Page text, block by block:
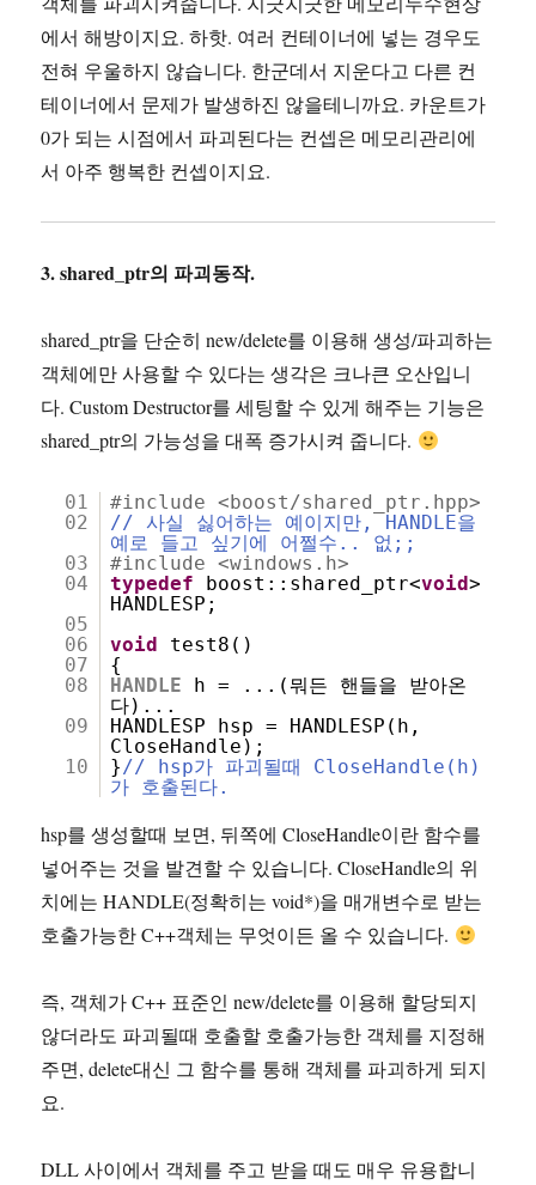
에서 해방이지요. 하핫. 여러 컨테이너에 넣는 경우도
전혀 우울하지 않습니다. 한군데서 지운다고 다른 컨
테이너에서 문제가 발생하진 않을테니까요. 카운트가
0가 되는 시점에서 파괴된다는 컨셉은 메모리관리에
서 아주 행복한 컨셉이지요.
3. shared_ptr의 파괴동작.
shared_ptr을 단순히 new/delete를 이용해 생성/파괴하는
객체에만 사용할 수 있다는 생각은 크나큰 오산입니
다. Custom Destructor를 세팅할 수 있게 해주는 기능은
shared_ptr의 가능성을 대폭 증가시켜 줍니다.
01
#include <boost/shared_ptr.hpp>
02
// 사실 싫어하는 예이지만, HANDLE을
예로 들고 싶기에 어쩔수.. 없;;
03
#include <windows.h>
04
typedef boost::shared_ptr<void>
HANDLESP;
05
06
void
test8()
07
{
08
HANDLE
h = ...(뭐든 핸들을 받아온
다)...
09
HANDLESP hsp = HANDLESP(h,
CloseHandle);
10
}// hsp가 파괴될때 CloseHandle(h)
가 호출된다.
hsp를 생성할때 보면, 뒤쪽에 CloseHandle이란 함수를
넣어주는 것을 발견할 수 있습니다. CloseHandle의 위
치에는 HANDLE(정확히는 void*)을 매개변수로 받는
호출가능한 C++객체는 무엇이든 올 수 있습니다.
즉, 객체가 C++ 표준인 new/delete를 이용해 할당되지
않더라도 파괴될때 호출할 호출가능한 객체를 지정해
주면, delete대신 그 함수를 통해 객체를 파괴하게 되지
요.
DLL 사이에서 객체를 주고 받을 때도 매우 유용합니